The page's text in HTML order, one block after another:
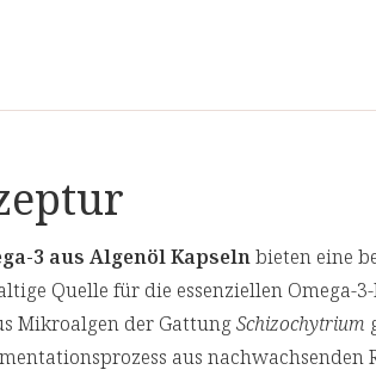
3 aus Algenöl Kapselnbieten eine
Quelle für die essenziellen Omega-
Mikroalgen der GattungSchizochytrium
aus nachwachsenden